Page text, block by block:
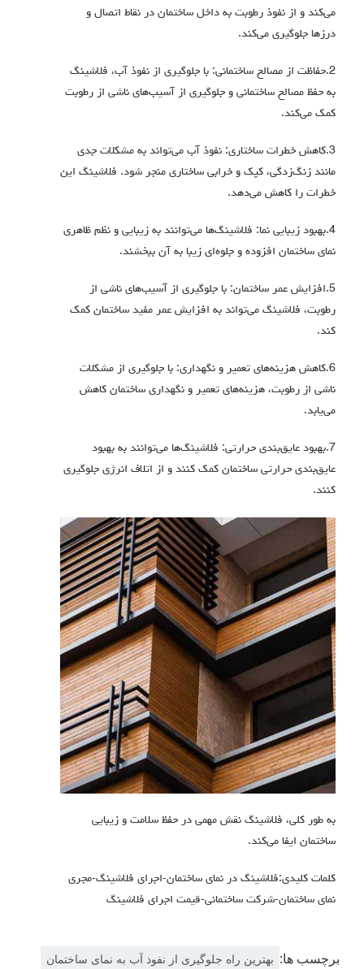
می‌کند و از نفوذ رطوبت به داخل ساختمان در نقاط اتصال و
درزها جلوگیری می‌کند.
2.حفاظت از مصالح ساختمانی: با جلوگیری از نفوذ آب، فلاشینگ
به حفظ مصالح ساختمانی و جلوگیری از آسیب‌های ناشی از رطوبت
کمک می‌کند.
3.کاهش خطرات ساختاری: نفوذ آب می‌تواند به مشکلات جدی
مانند زنگ‌زدگی، کپک و خرابی ساختاری منجر شود. فلاشینگ این
خطرات را کاهش می‌دهد.
4.بهبود زیبایی نما: فلاشینگ‌ها می‌توانند به زیبایی و نظم ظاهری
نمای ساختمان افزوده و جلوه‌ای زیبا به آن ببخشند.
5.افزایش عمر ساختمان: با جلوگیری از آسیب‌های ناشی از
رطوبت، فلاشینگ می‌تواند به افزایش عمر مفید ساختمان کمک
کند.
6.کاهش هزینه‌های تعمیر و نگهداری: با جلوگیری از مشکلات
ناشی از رطوبت، هزینه‌های تعمیر و نگهداری ساختمان کاهش
می‌یابد.
7.بهبود عایق‌بندی حرارتی: فلاشینگ‌ها می‌توانند به بهبود
عایق‌بندی حرارتی ساختمان کمک کنند و از اتلاف انرژی جلوگیری
کنند.
به طور کلی، فلاشینگ نقش مهمی در حفظ سلامت و زیبایی
ساختمان ایفا می‌کند.
کلمات کلیدی:فلاشینگ در نمای ساختمان-اجرای فلاشینگ-مجری
نمای ساختمان-شرکت ساختمانی-قیمت اجرای فلاشینگ
برچسب ها: بهترین راه جلوگیری از نفوذ آب به نمای ساختمان